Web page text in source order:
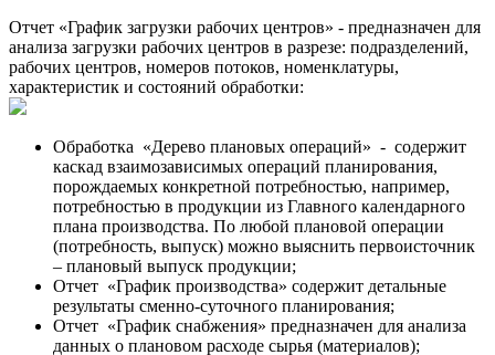
Отчет «График загрузки рабочих центров» - предназначен для
анализа загрузки рабочих центров в разрезе: подразделений,
рабочих центров, номеров потоков, номенклатуры,
характеристик и состояний обработки:
Обработка «Дерево плановых операций» - содержит
каскад взаимозависимых операций планирования,
порождаемых конкретной потребностью, например,
потребностью в продукции из Главного календарного
плана производства. По любой плановой операции
(потребность, выпуск) можно выяснить первоисточник
– плановый выпуск продукции;
Отчет «График производства» содержит детальные
результаты сменно-суточного планирования;
Отчет «График снабжения» предназначен для анализа
данных о плановом расходе сырья (материалов);